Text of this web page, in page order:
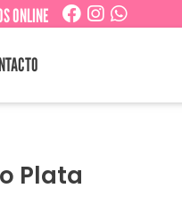
ONLINE
Plata